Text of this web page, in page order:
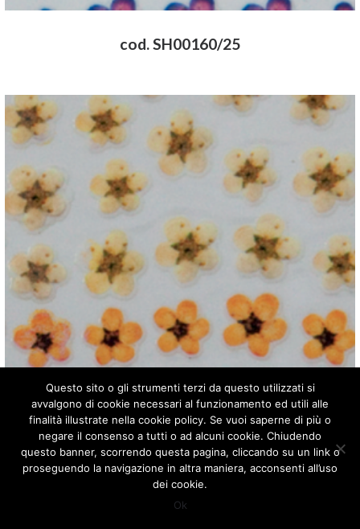
cod. SH00160/25
cod. SH00160/24
Questo sito o gli strumenti terzi da questo utilizzati si
avvalgono di cookie necessari al funzionamento ed utili alle
finalità illustrate nella cookie policy. Se vuoi saperne di più o
negare il consenso a tutti o ad alcuni cookie. Chiudendo
questo banner, scorrendo questa pagina, cliccando su un link o
proseguendo la navigazione in altra maniera, acconsenti all’uso
dei cookie.
Ok